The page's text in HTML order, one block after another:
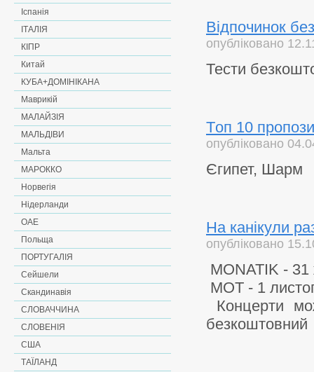
Іспанія
ІТАЛІЯ
КІПР
Китай
КУБА+ДОМІНІКАНА
Маврикій
МАЛАЙЗІЯ
МАЛЬДІВИ
Мальта
МАРОККО
Норвегія
Нідерланди
ОАЕ
Польща
ПОРТУГАЛІЯ
Сейшели
Скандинавія
СЛОВАЧЧИНА
СЛОВЕНІЯ
США
ТАЇЛАНД
Відпочинок
опубліковано
Тести
Тoп 10
опубліковано
Єгипет, Шарм
На канікули
опубліковано
MONATIK -
МОТ - 1
Концерти
безкоштовний